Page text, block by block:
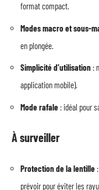
format compact.
Modes macro et sous-
en plongée.
Simplicité d’utilisation :
application mobile).
Mode rafale : idéal pour
À surveiller
Protection de la lentille
prévoir pour éviter les